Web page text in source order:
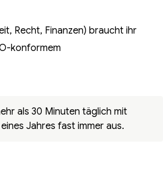
Recht, Finanzen) braucht ihr
konformem
als 30 Minuten täglich mit
Jahres fast immer aus.